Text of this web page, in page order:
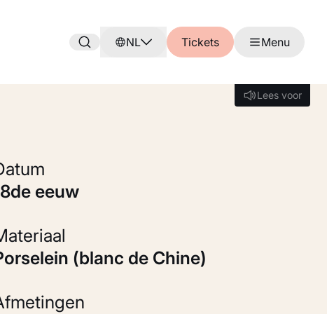
NL Tickets Menu
Lees voor
Lees voor
Datum
18de eeuw
Materiaal
Porselein (blanc de Chine)
Afmetingen